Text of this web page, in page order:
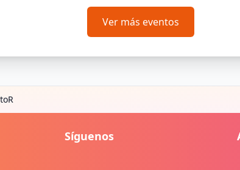
Ver más eventos
Síguenos